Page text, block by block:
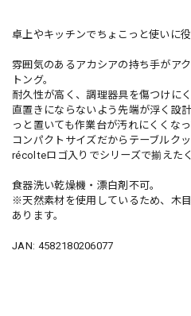
卓上やキッチンでちょこっと使いに
雰囲気のあるアカシアの持ち手がア
トング。
耐久性が高く、調理器具を傷つけに
直置きにならないよう先端が浮く設
っと置いても作業台が汚れにくくなっ
コンパクトサイズだからテーブルク
récolteロゴ入りでシリーズで揃えた
食器洗い乾燥機・漂白剤不可。
※天然素材を使用しているため、木
あります。
JAN: 4582180206077